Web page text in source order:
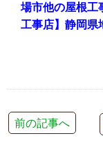
場市他の屋根工
工事店】静岡県
前の記事へ